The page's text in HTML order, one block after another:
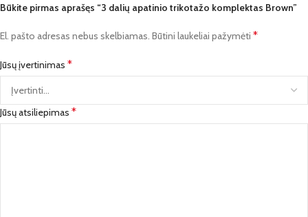
Būkite pirmas aprašęs “3 dalių apatinio trikotažo komplektas Brown”
El. pašto adresas nebus skelbiamas. Būtini laukeliai pažymėti *
Jūsų įvertinimas *
Jūsų atsiliepimas *